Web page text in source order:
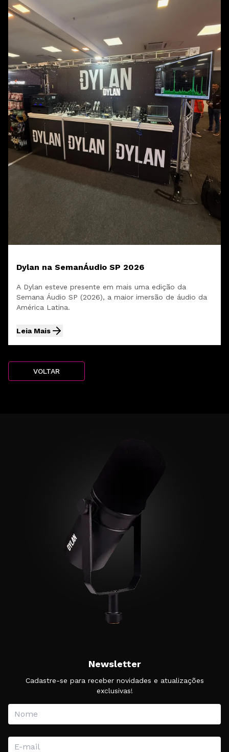
Dylan na SemanÁudio SP 2026
A Dylan esteve presente em mais uma edição da
Semana Áudio SP (2026), a maior imersão de áudio da
América Latina.
Leia Mais
VOLTAR
Newsletter
Cadastre-se para receber novidades e atualizações
exclusivas!